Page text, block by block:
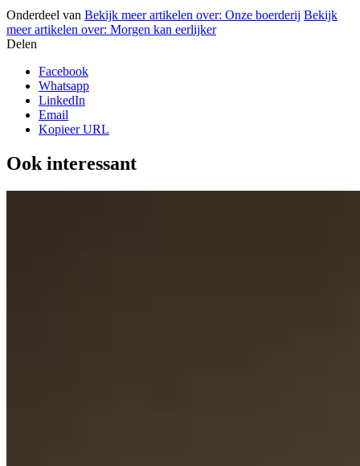
Onderdeel van Bekijk meer artikelen over: Onze boerderij Bekijk
meer artikelen over: Morgen kan eerlijker
Delen
Facebook
Whatsapp
LinkedIn
Email
Kopieer URL
Ook interessant